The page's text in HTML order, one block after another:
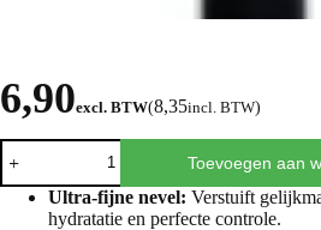
6,90excl. BTW(8,35incl. BTW)
Toevoegen aan
Ultra-fijne nevel: Verstuift
hydratatie en perfecte controle.